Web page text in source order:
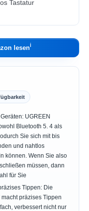
lesenℹ︎
UGREEN
Bluetooth 5. 4 als
Sie sich mit bis
und nahtlos
können. Wenn Sie also
müssen, dann
für Sie
Tippen: Die
präzises Tippen
verbessert nicht nur